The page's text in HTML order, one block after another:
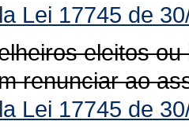
Lei 17745 de
eleitos
renunciar ao
Lei 17745 de